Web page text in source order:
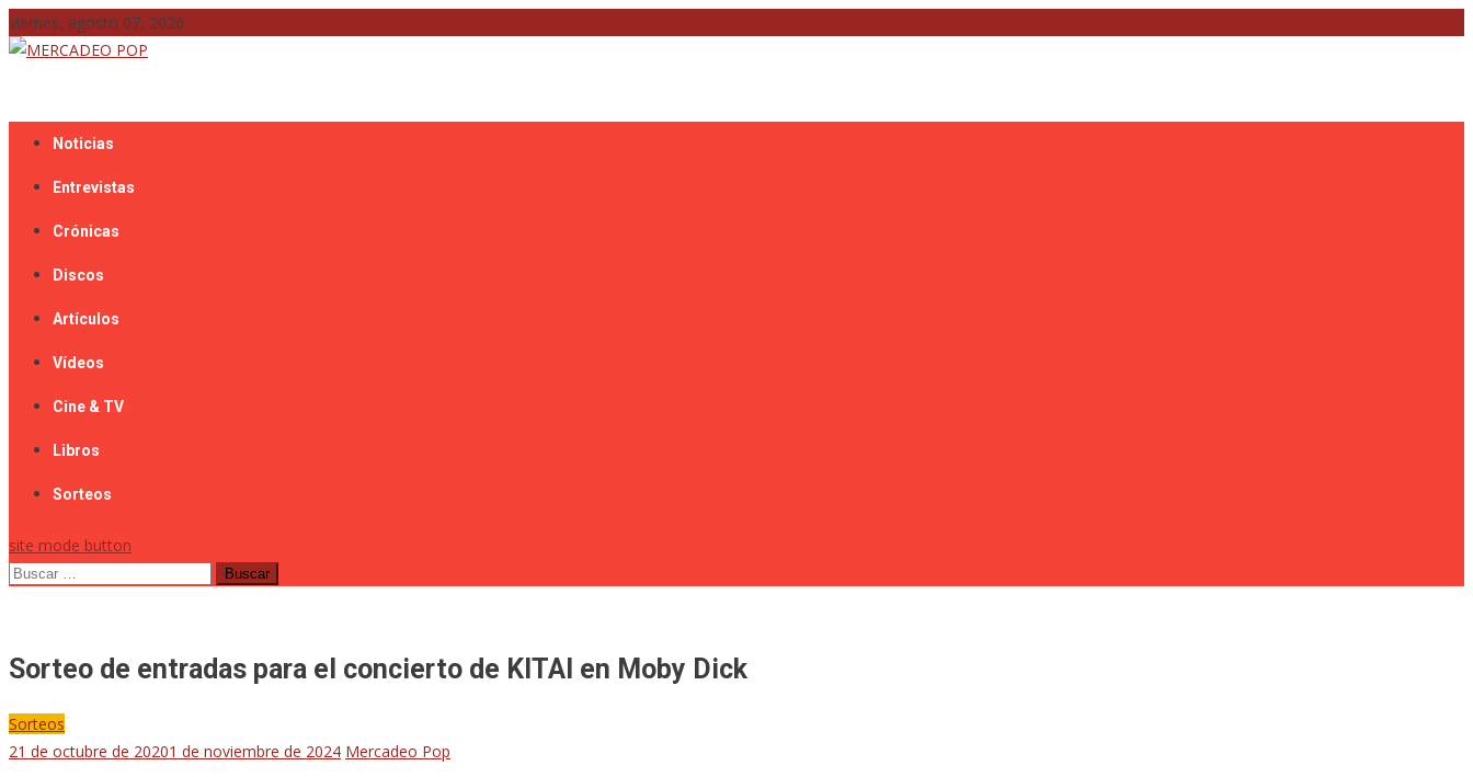
Skip
to
viernes, agosto 07, 2026
Noticias
Entrevistas
Crónicas
Discos
Artículos
Vídeos
Cine & TV
Libros
Sorteos
site mode button
Buscar:
Sorteo de entradas para el concierto de KITAI en Moby Dick
Sorteos
21 de octubre de 20201 de noviembre de 2024 Mercadeo Pop